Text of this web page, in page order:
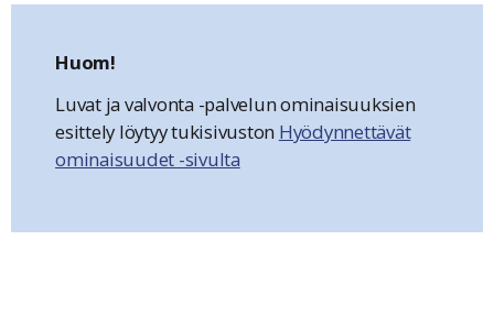
Huom!
Luvat ja valvonta -palvelun ominaisuuksien
esittely löytyy tukisivuston Hyödynnettävät
ominaisuudet -sivulta